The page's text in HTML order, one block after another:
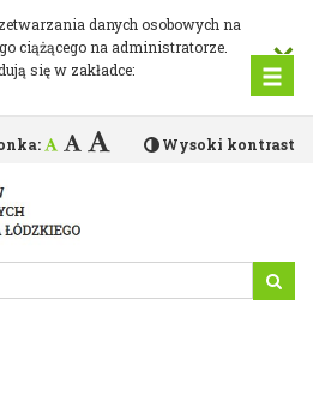
danych osobowych na
ciążącego na administratorze.
się w zakładce:
×
Wysoki kontrast